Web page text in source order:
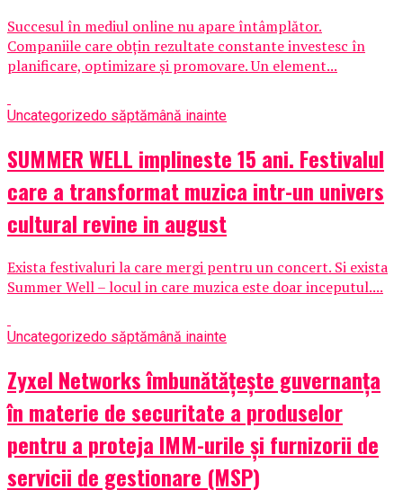
Succesul în mediul online nu apare întâmplător.
Companiile care obțin rezultate constante investesc în
planificare, optimizare și promovare. Un element...
Uncategorizedo săptămână inainte
SUMMER WELL implineste 15 ani. Festivalul
care a transformat muzica intr-un univers
cultural revine in august
Exista festivaluri la care mergi pentru un concert. Si exista
Summer Well – locul in care muzica este doar inceputul....
Uncategorizedo săptămână inainte
Zyxel Networks îmbunătățește guvernanța
în materie de securitate a produselor
pentru a proteja IMM-urile și furnizorii de
servicii de gestionare (MSP)